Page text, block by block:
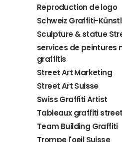
Reproduction de logo
Schweiz Graffiti-
Sculpture & statue
services de peintures
graffitis
Street Art Marketing
Street Art Suisse
Swiss Graffiti Artist
Tableaux graffiti
Team Building Graffiti
Trompe l'oeil Suisse